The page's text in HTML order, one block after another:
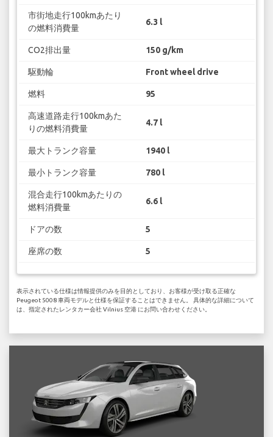
市街地走行100kmあたり
の燃料消費量
6.3 l
CO2排出量 150 g/km
駆動輪 Front wheel drive
燃料 95
高速道路走行100kmあた
りの燃料消費量
4.7 l
最大トランク容量 1940 l
最小トランク容量 780 l
混合走行100kmあたりの
燃料消費量
6.6 l
ドアの数 5
座席の数 5
表示されている仕様は情報提供のみを目的としており、お客様が受け取る正確な
Peugeot 5008 車両モデルと仕様を保証することはできません。 具体的な詳細について
は、指定されたレンタカー会社 Vilnius 空港 にお問い合わせください。